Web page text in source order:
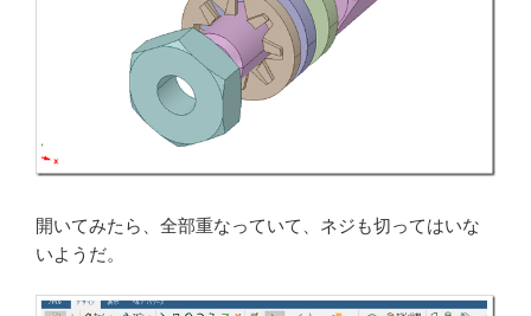
開いてみたら、全部重なっていて、ネジも切ってはいな
いようだ。